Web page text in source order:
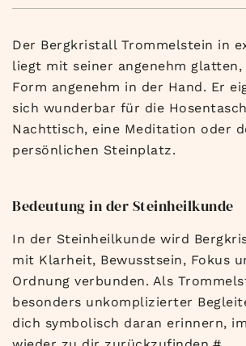
Der Bergkristall Trommelstein in
liegt mit seiner angenehm glatten,
Form angenehm in der Hand. Er
sich wunderbar für die
Nachttisch, eine Meditation oder
persönlichen Steinplatz.
Bedeutung in der Steinheilkunde
In der Steinheilkunde wird
mit Klarheit, Bewusstsein, Fokus
Ordnung verbunden. Als
besonders unkomplizierter
dich symbolisch daran erinnern,